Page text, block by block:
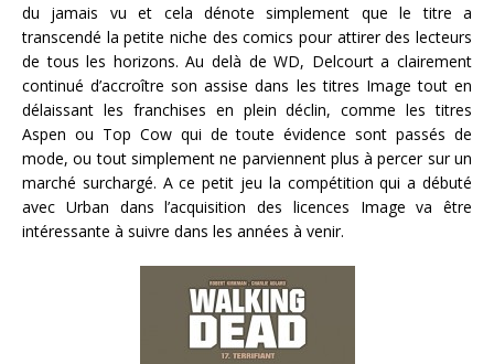
du jamais vu et cela dénote simplement que le titre a
transcendé la petite niche des comics pour attirer des lecteurs
de tous les horizons. Au delà de WD, Delcourt a clairement
continué d’accroître son assise dans les titres Image tout en
délaissant les franchises en plein déclin, comme les titres
Aspen ou Top Cow qui de toute évidence sont passés de
mode, ou tout simplement ne parviennent plus à percer sur un
marché surchargé. A ce petit jeu la compétition qui a débuté
avec Urban dans l’acquisition des licences Image va être
intéressante à suivre dans les années à venir.